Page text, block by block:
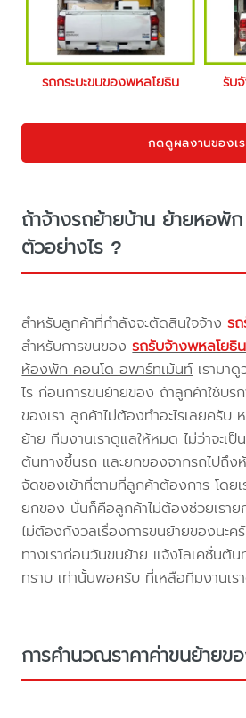
รถกระบะขนของพหลโยธิน รับ
กดดูผลงานของเ
ถ้าจ้างรถย้ายบ้าน ย้ายหอพั
ตัวอย่างไร ?
สำหรับลูกค้าที่กำลังจะตัดสินใจจ้างร
สำหรับการขนของรถรับจ้างพหลโยธิน
ห้องพัก คอนโด อพาร์ทเม้นท์เรามาดู
ไร ก่อนการขนย้ายของ ถ้าลูกค้าใช้บริ
ของเรา ลูกค้าไม่ต้องทำอะไรเลยครับ
ย้าย ทีมงานเราดูแลให้หมด ไม่ว่าจะเ
ต้นทางขึ้นรถ และยกของจากรถไปถึ
จัดของเข้าที่ตามที่ลูกค้าต้องการ โดย
ยกของ นั่นก็คือลูกค้าไม่ต้องช่วยเรา
ไม่ต้องกังวลเรื่องการขนย้ายของนะ
ทางเราก่อนวันขนย้าย แจ้งโลเคชั่นต้น
ทราบ เท่านั้นพอครับ ที่เหลือทีมงานเ
การคำนวณราคาค่าขนย้ายข